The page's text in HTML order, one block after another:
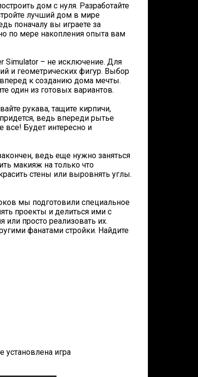
дом с нуля. Разработайте
лучший дом в мире
поначалу вы играете за
по мере накопления опыта вам
Simulator – не исключение. Для
и геометрических фигур. Выбор
к созданию дома мечты.
один из готовых вариантов.
рукава, тащите кирпичи,
ведь впереди рытье
все! Будет интересно и
ведь еще нужно заняться
макияж на только что
стены или выровнять углы.
мы подготовили специальное
проекты и делиться ими с
просто реализовать их.
фанатами стройки. Найдите
установлена игра